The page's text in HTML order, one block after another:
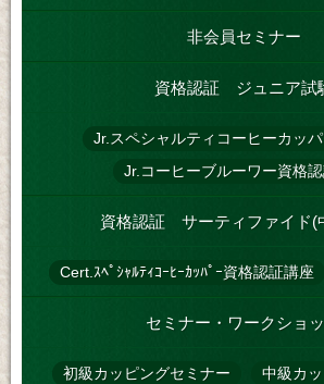
非会員セミナー
資格認証 ジュニア試
Jr.スペシャルティコーヒーカッ
Jr.コーヒーブルーワー資格
資格認証 サーティファイド(
Cert.ｽﾍﾟｼｬﾙﾃｨｺｰﾋｰｶｯﾊﾟｰ資格認証講座
セミナー・ワークショ
初級カッピングセミナー
中級カ